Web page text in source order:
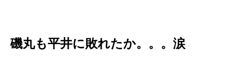
磯丸も平井に敗れたか。。。涙